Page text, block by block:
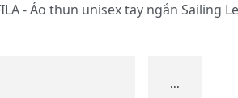
FILA - Áo thun unisex tay ngắn Sailing
...